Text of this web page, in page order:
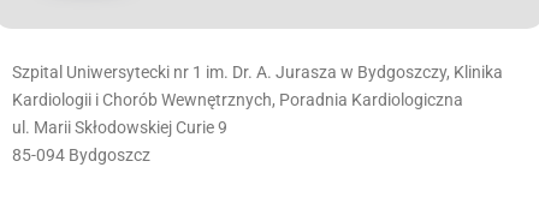
Szpital Uniwersytecki nr 1 im. Dr. A. Jurasza w Bydgoszczy, Klinika
Kardiologii i Chorób Wewnętrznych, Poradnia Kardiologiczna
ul. Marii Skłodowskiej Curie 9
85-094 Bydgoszcz